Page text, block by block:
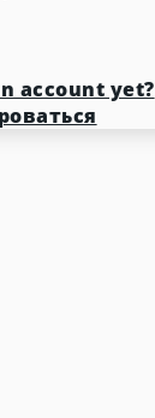
account yet?